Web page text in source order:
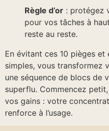
Règle d’or : protégez
pour vos tâches à
reste au reste.
En évitant ces 10 pièges
simples, vous transformez
une séquence de blocs de
superflu. Commencez
vos gains : votre
renforce à l’usage.